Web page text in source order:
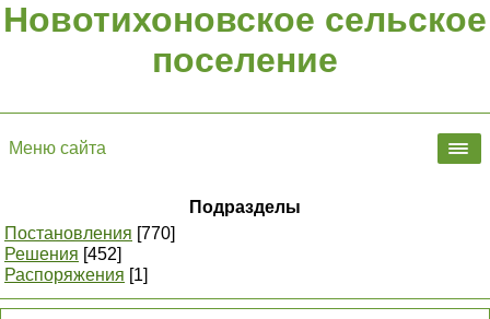
Новотихоновское сельское
поселение
Меню сайта
Подразделы
Постановления [770]
Решения [452]
Распоряжения [1]